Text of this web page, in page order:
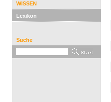
WISSEN
Lexikon
Suche